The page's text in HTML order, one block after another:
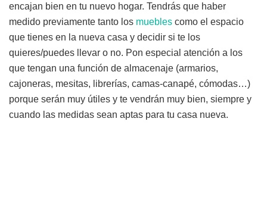
encajan bien en tu nuevo hogar. Tendrás que haber
medido previamente tanto los muebles como el espacio
que tienes en la nueva casa y decidir si te los
quieres/puedes llevar o no. Pon especial atención a los
que tengan una función de almacenaje (armarios,
cajoneras, mesitas, librerías, camas-canapé, cómodas…)
porque serán muy útiles y te vendrán muy bien, siempre y
cuando las medidas sean aptas para tu casa nueva.